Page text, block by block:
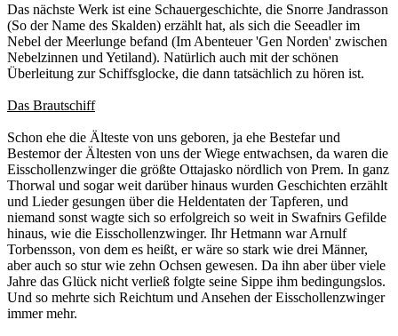
Das nächste Werk ist eine Schauergeschichte, die Snorre Jandrasson
(So der Name des Skalden) erzählt hat, als sich die Seeadler im
Nebel der Meerlunge befand (Im Abenteuer 'Gen Norden' zwischen
Nebelzinnen und Yetiland). Natürlich auch mit der schönen
Überleitung zur Schiffsglocke, die dann tatsächlich zu hören ist.
Das Brautschiff
Schon ehe die Älteste von uns geboren, ja ehe Bestefar und
Bestemor der Ältesten von uns der Wiege entwachsen, da waren die
Eisschollenzwinger die größte Ottajasko nördlich von Prem. In ganz
Thorwal und sogar weit darüber hinaus wurden Geschichten erzählt
und Lieder gesungen über die Heldentaten der Tapferen, und
niemand sonst wagte sich so erfolgreich so weit in Swafnirs Gefilde
hinaus, wie die Eisschollenzwinger. Ihr Hetmann war Arnulf
Torbensson, von dem es heißt, er wäre so stark wie drei Männer,
aber auch so stur wie zehn Ochsen gewesen. Da ihn aber über viele
Jahre das Glück nicht verließ folgte seine Sippe ihm bedingungslos.
Und so mehrte sich Reichtum und Ansehen der Eisschollenzwinger
immer mehr.